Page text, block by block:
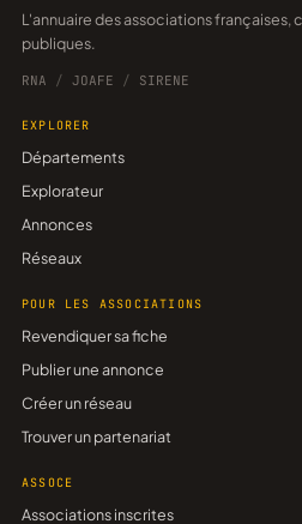
L'annuaire des associations françaises, construit sur les données
publiques.
RNA / JOAFE / SIRENE
EXPLORER
Départements
Explorateur
Annonces
Réseaux
POUR LES ASSOCIATIONS
Revendiquer sa fiche
Publier une annonce
Créer un réseau
Trouver un partenariat
ASSOCE
Associations inscrites